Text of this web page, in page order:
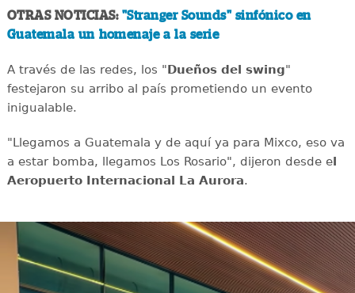
OTRAS NOTICIAS: "Stranger Sounds" sinfónico en
Guatemala un homenaje a la serie
A través de las redes, los "Dueños del swing"
festejaron su arribo al país prometiendo un evento
inigualable.
"Llegamos a Guatemala y de aquí ya para Mixco, eso va
a estar bomba, llegamos Los Rosario", dijeron desde el
Aeropuerto Internacional La Aurora.